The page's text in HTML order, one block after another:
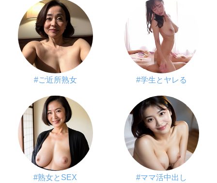
#ご近所熟女 #学生とヤレる
#熟女とSEX #ママ活中出し